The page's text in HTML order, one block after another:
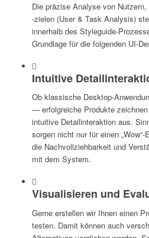
Die präzise Analyse von
-zielen (User & Task Analysis)
innerhalb des Styleguide-
Grundlage für die folgenden UI-
Intuitive
Ob klassische Desktop-
— erfolgreiche Produkte
intuitive Detailinteraktion aus.
sorgen nicht nur für einen
die Nachvollziehbarkeit und
mit dem System.
Visualisieren und
Gerne erstellen wir Ihnen einen
testen. Damit können auch